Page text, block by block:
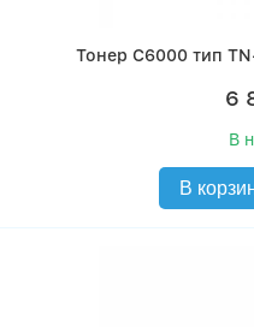
Тонер C6000 тип
6
В
В